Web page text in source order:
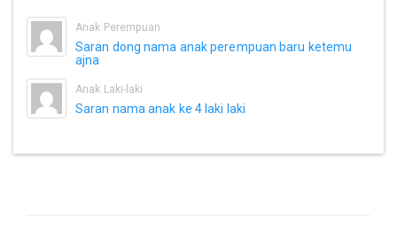
Anak Perempuan
Saran dong nama anak perempuan baru ketemu
ajna
Anak Laki-laki
Saran nama anak ke 4 laki laki